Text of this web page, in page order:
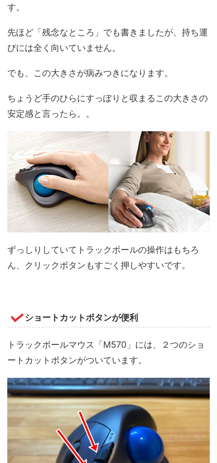
す。
先ほど「残念なところ」でも書きましたが、持ち運
びには全く向いていません。
でも、この大きさが病みつきになります。
ちょうど手のひらにすっぽりと収まるこの大きさの
安定感と言ったら。。
ずっしりしていてトラックボールの操作はもちろ
ん、クリックボタンもすごく押しやすいです。
ショートカットボタンが便利
トラックボールマウス「M570」には、２つのショ
ートカットボタンがついています。